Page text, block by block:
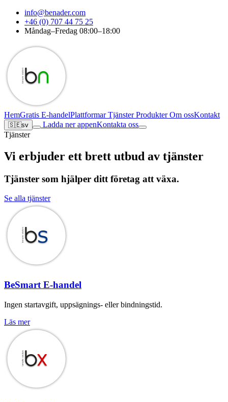
info@benader.com
+46 (0) 707 44 75 25
Måndag–Fredag 08:00–18:00
HemGratis E-handelPlattformarTjänsterProdukterOm ossKontakt
🇸🇪sv Ladda ner appenKontakta oss
Tjänster
Vi erbjuder ett brett utbud av tjänster
Tjänster som hjälper ditt företag att växa.
Se alla tjänster
BeSmart E-handel
Ingen startavgift, uppsägnings- eller bindningstid.
Läs mer